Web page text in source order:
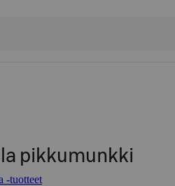
pikkumunkki
-tuotteet